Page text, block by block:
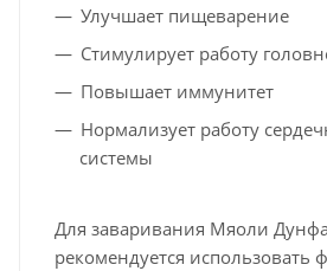
Улучшает пищеварение
Стимулирует работу
Повышает иммунитет
Нормализует работу
системы
Для заваривания Мяоли
рекомендуется